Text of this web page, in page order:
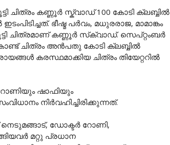
ചിത്രം കണ്ണൂർ സ്ക്വാഡ് 100 കോടി ക്ലബ്ബിൽ
ഭീഷ്മ പർവം, മധുരരാജ, മാമാങ്കം
ചിത്രമാണ് കണ്ണൂർ സ്‌ക്വാഡ്. സെപ്റ്റംബർ
ചിത്രം അൻപതു കോടി ക്ലബ്ബിൽ
കരസ്ഥമാക്കിയ ചിത്രം തിയേറ്ററിൽ
റോണിയും ഷാഫിയും
നിർവഹിച്ചിരിക്കുന്നത്.
നെടുമങ്ങാട്, ഡോക്ടർ റോണി,
മറ്റു പ്രധാന